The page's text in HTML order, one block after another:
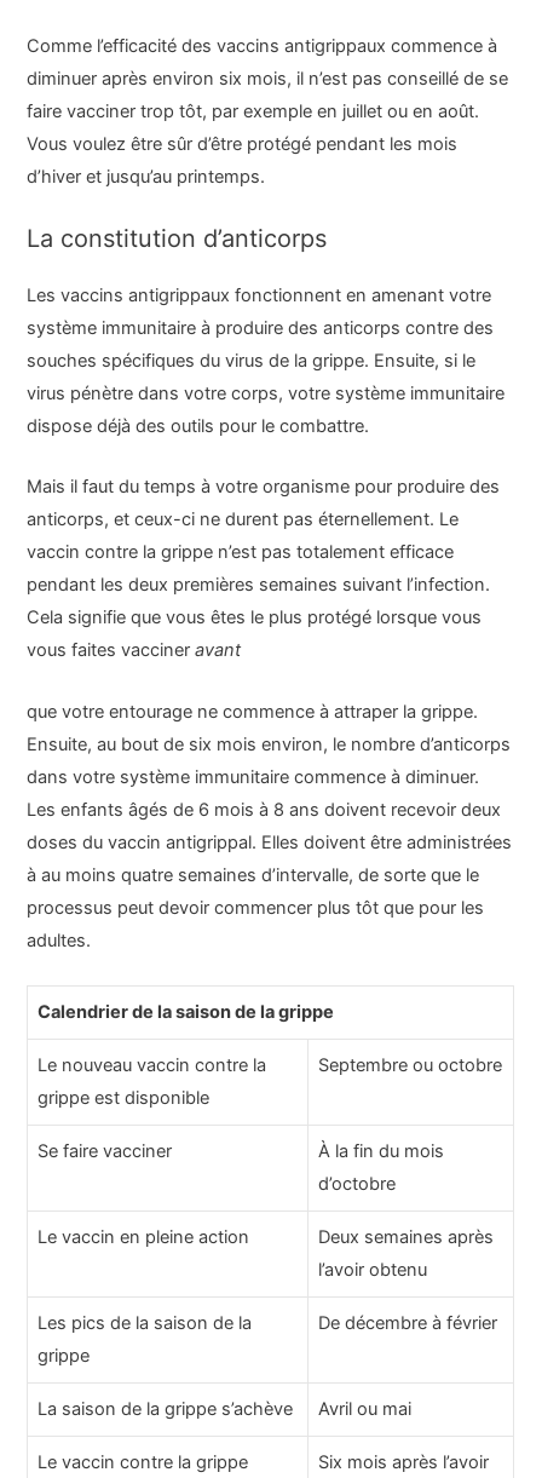
Comme l’efficacité des vaccins antigrippaux commence à
diminuer après environ six mois, il n’est pas conseillé de se
faire vacciner trop tôt, par exemple en juillet ou en août.
Vous voulez être sûr d’être protégé pendant les mois
d’hiver et jusqu’au printemps.
La constitution d’anticorps
Les vaccins antigrippaux fonctionnent en amenant votre
système immunitaire à produire des anticorps contre des
souches spécifiques du virus de la grippe. Ensuite, si le
virus pénètre dans votre corps, votre système immunitaire
dispose déjà des outils pour le combattre.
Mais il faut du temps à votre organisme pour produire des
anticorps, et ceux-ci ne durent pas éternellement. Le
vaccin contre la grippe n’est pas totalement efficace
pendant les deux premières semaines suivant l’infection.
Cela signifie que vous êtes le plus protégé lorsque vous
vous faites vaccineravant
que votre entourage ne commence à attraper la grippe.
Ensuite, au bout de six mois environ, le nombre d’anticorps
dans votre système immunitaire commence à diminuer.
Les enfants âgés de 6 mois à 8 ans doivent recevoir deux
doses du vaccin antigrippal. Elles doivent être administrées
à au moins quatre semaines d’intervalle, de sorte que le
processus peut devoir commencer plus tôt que pour les
adultes.
Calendrier de la saison de la grippe
Le nouveau vaccin contre la
grippe est disponible
Septembre ou octobre
Se faire vacciner
À la fin du mois
d’octobre
Le vaccin en pleine action
Deux semaines après
l’avoir obtenu
Les pics de la saison de la
grippe
De décembre à février
La saison de la grippe s’achève Avril ou mai
Le vaccin contre la grippe
Six mois après l’avoir